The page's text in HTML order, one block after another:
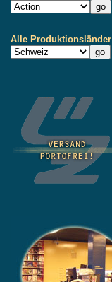
Alle Produktionsländer